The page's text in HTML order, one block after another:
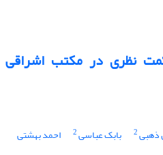
نظری در مکتب اشراقی
2 بابک عباسی2 احمد بهشتی